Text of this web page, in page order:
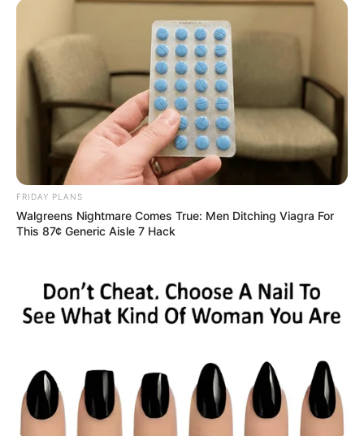
FRIDAY PLANS
Walgreens Nightmare Comes True: Men Ditching Viagra For
This 87¢ Generic Aisle 7 Hack